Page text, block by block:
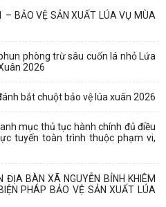
– BẢO VỆ SẢN XUẤT LÚA VỤ MÙA
phòng trừ sâu cuốn lá nhỏ Lứa
2026
bắt chuột bảo vệ lúa xuân 2026
mục thủ tục hành chính đủ điều
tuyến toàn trình thuộc phạm vi,
ĐỊA BÀN XÃ NGUYỄN BỈNH KHIÊM
PHÁP BẢO VỆ SẢN XUẤT LÚA